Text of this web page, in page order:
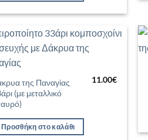
της Παναγίας
(με μεταλλικό
11.00€
Προσθήκη στο καλάθι